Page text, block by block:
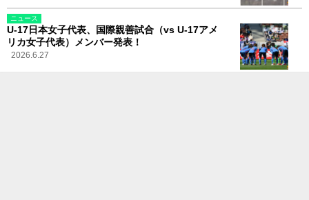
ニュース
U-17日本女子代表、国際親善試合（vs U-17アメ
リカ女子代表）メンバー発表！
2026.6.27